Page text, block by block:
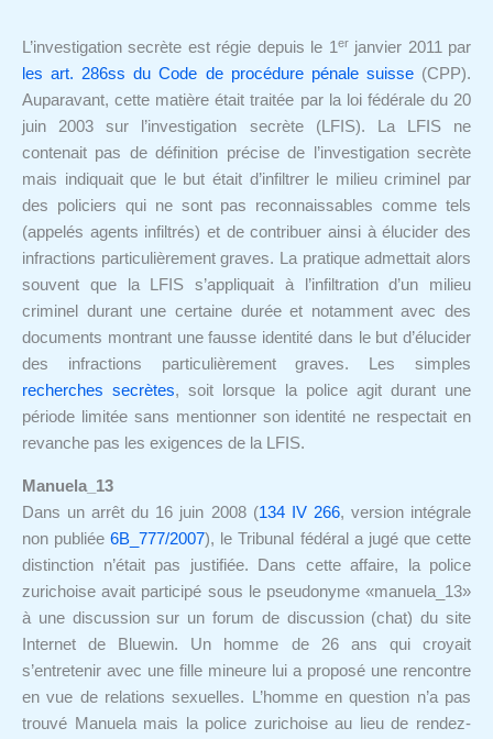
L’investigation secrète est régie depuis le 1 erjanvier 2011 par
les art. 286ss du Code de procédure pénale suisse(CPP).
Auparavant, cette matière était traitée par la loi fédérale du 20
juin 2003 sur l’investigation secrète (LFIS). La LFIS ne
contenait pas de définition précise de l’investigation secrète
mais indiquait que le but était d’infiltrer le milieu criminel par
des policiers qui ne sont pas reconnaissables comme tels
(appelés agents infiltrés) et de contribuer ainsi à élucider des
infractions particulièrement graves. La pratique admettait alors
souvent que la LFIS s’appliquait à l’infiltration d’un milieu
criminel durant une certaine durée et notamment avec des
documents montrant une fausse identité dans le but d’élucider
des infractions particulièrement graves. Les simples
recherches secrètes, soit lorsque la police agit durant une
période limitée sans mentionner son identité ne respectait en
revanche pas les exigences de la LFIS.
Manuela_13
Dans un arrêt du 16 juin 2008 (134 IV 266, version intégrale
non publiée6B_777/2007), le Tribunal fédéral a jugé que cette
distinction n’était pas justifiée. Dans cette affaire, la police
zurichoise avait participé sous le pseudonyme «manuela_13»
à une discussion sur un forum de discussion (chat) du site
Internet de Bluewin. Un homme de 26 ans qui croyait
s’entretenir avec une fille mineure lui a proposé une rencontre
en vue de relations sexuelles. L’homme en question n’a pas
trouvé Manuela mais la police zurichoise au lieu de rendez-